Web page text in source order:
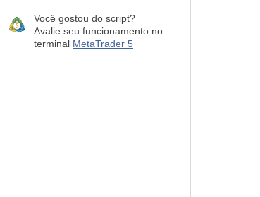
Você gostou do script?
Avalie seu funcionamento no
terminal MetaTrader 5